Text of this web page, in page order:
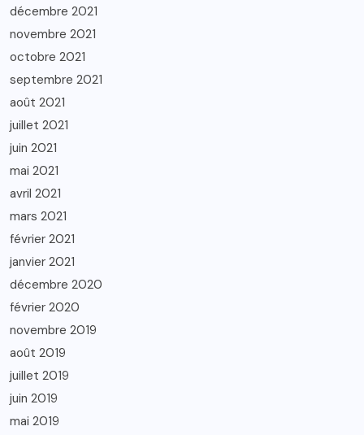
décembre 2021
novembre 2021
octobre 2021
septembre 2021
août 2021
juillet 2021
juin 2021
mai 2021
avril 2021
mars 2021
février 2021
janvier 2021
décembre 2020
février 2020
novembre 2019
août 2019
juillet 2019
juin 2019
mai 2019